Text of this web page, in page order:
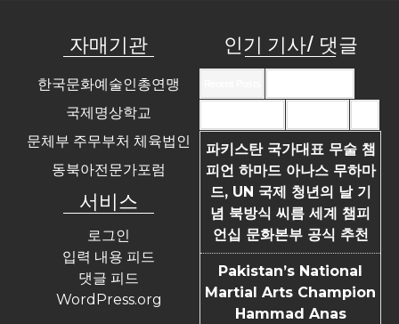
자매기관
한국문화예술인총연맹
국제명상학교
문체부 주무부처 체육법인
동북아전문가포럼
서비스
로그인
입력 내용 피드
댓글 피드
WordPress.org
인기 기사/ 댓글
파키스탄 국가대표 무술 챔
피언 하마드 아나스 무하마
드, UN 국제 청년의 날 기
념 북방식 씨름 세계 챔피
언십 문화본부 공식 추천
Pakistan’s National
Martial Arts Champion
Hammad Anas